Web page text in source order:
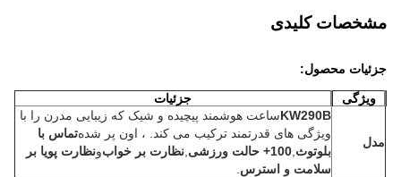
مشخصات کلیدی
جزئیات محصول:
ویژگی جزئیات
مدل
KW290Bساعت هوشمند پیچیده و شیک که زیبایی مدرن را با
ویژگی های قدرتمند ترکیب می کند. ، اون پر شدهتماس با
بلوتوث 100+ حالت ورزشی نظارت بر خوابونظارت پویا بر
سلامت و استرس